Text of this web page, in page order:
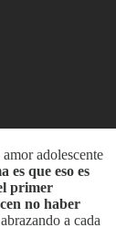
adolescente
es que eso es
primer
no haber
abrazando a cada